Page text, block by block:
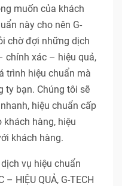
muốn của khách
này cho nên G-
chờ đợi những dịch
chính xác – hiệu quả,
trình hiệu chuẩn mà
ty bạn. Chúng tôi sẽ
hiệu chuẩn cấp
khách hàng, hiệu
khách hàng.
vụ hiệu chuẩn
– HIỆU QUẢ, G-TECH